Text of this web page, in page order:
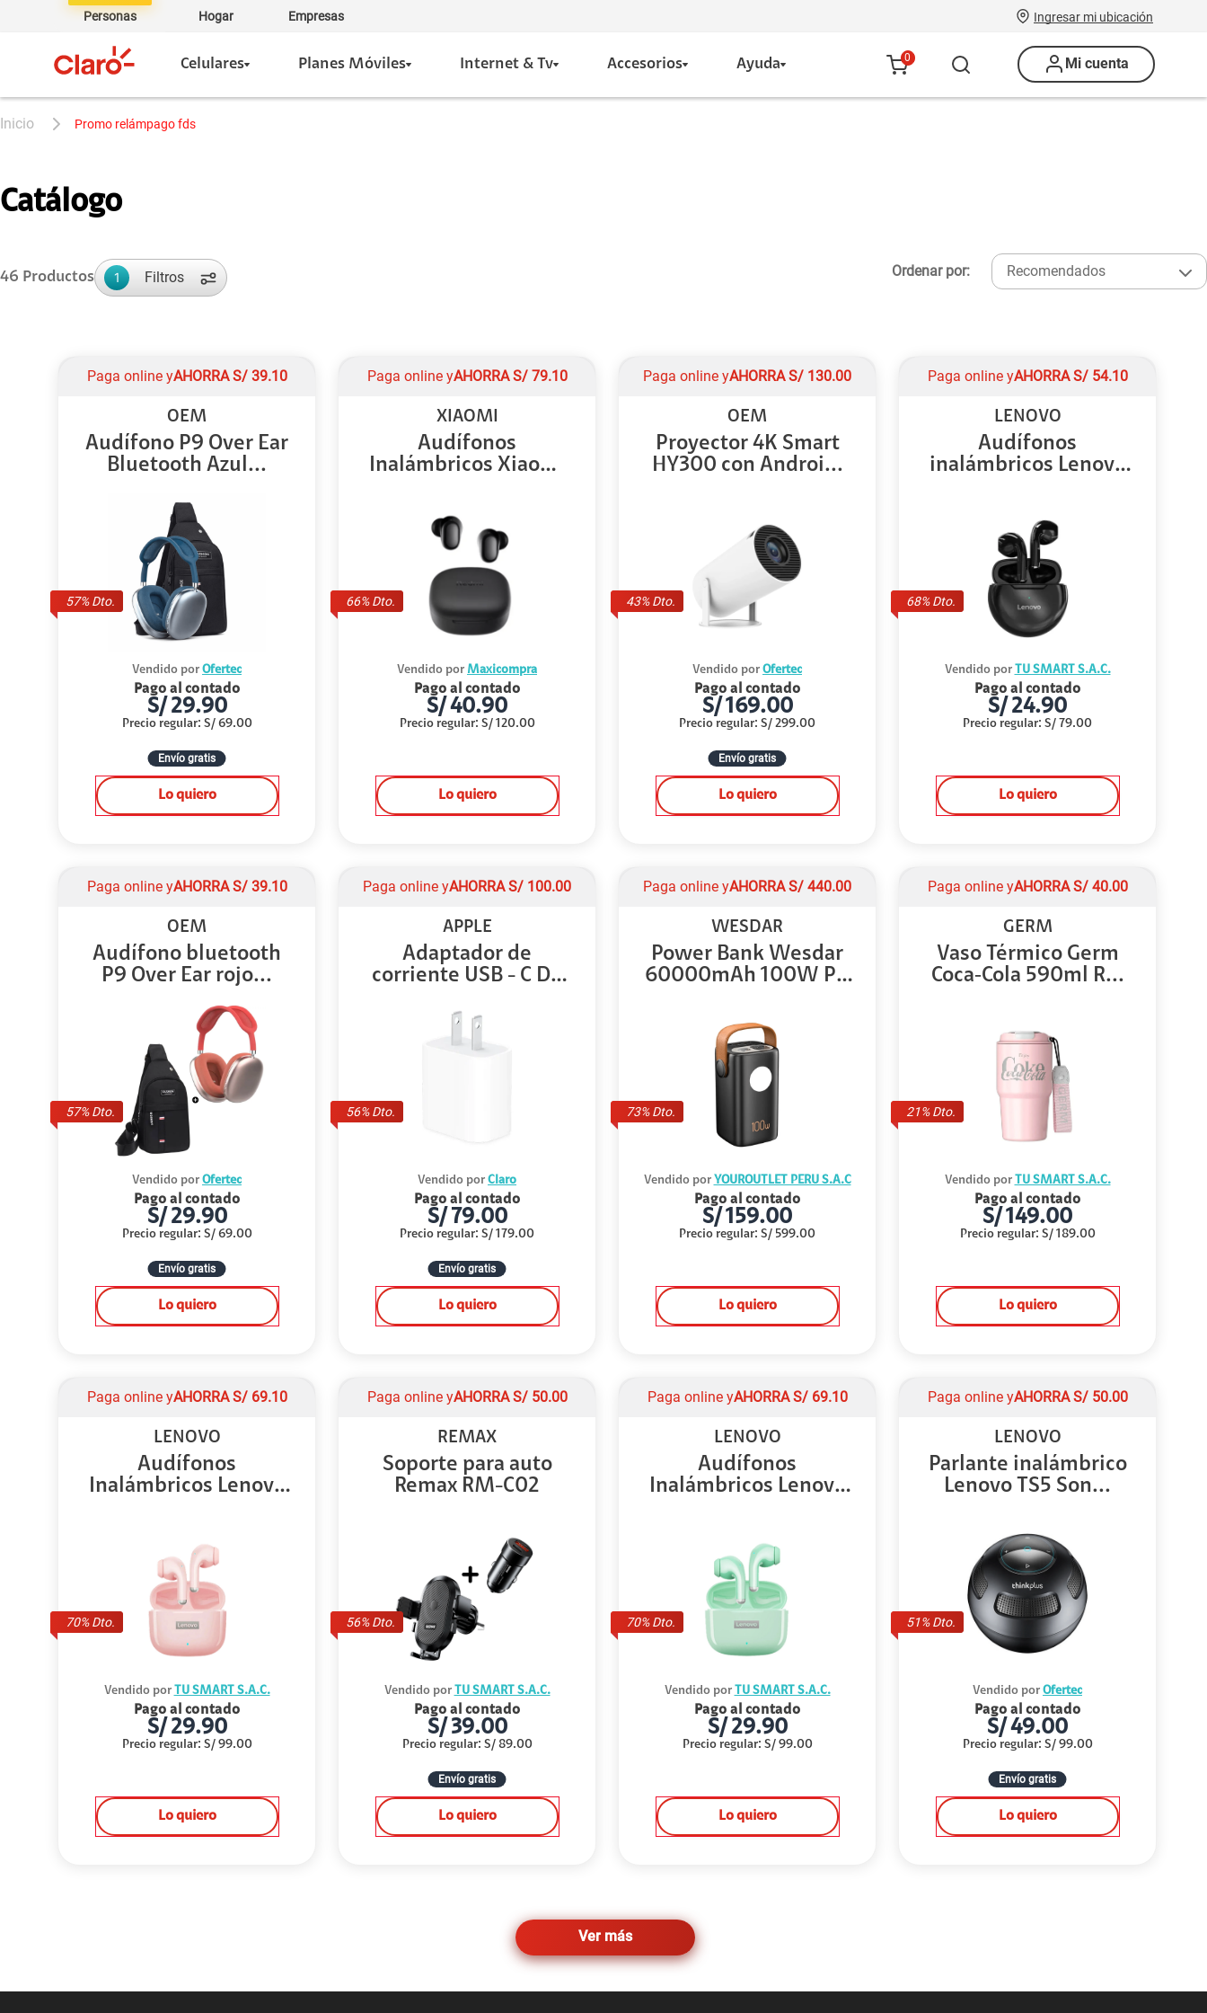
Personas Hogar Empresas Ingresar mi ubicación
Celulares Planes Móviles Internet & Tv Accesorios Ayuda 0 Mi cuenta
promo relámpago fds
Catálogo
46 Productos 1 Filtros Ordenar por: Recomendados
57% Dto.
Paga online yAHORRA S/ 39.10
OEM
Audífono P9 Over Ear
Bluetooth Azul...
Vendido por Ofertec
Pago al contado
S/ 29.90
Precio regular: S/ 69.00
Envío gratis
Lo quiero
66% Dto.
Paga online yAHORRA S/ 79.10
XIAOMI
Audífonos
Inalámbricos Xiaomi
Vendido por Maxicompra
Pago al contado
S/40.90
Precio regular: S/ 120.00
Lo quiero
43% Dto.
Paga online yAHORRA S/ 130.00
OEM
Proyector 4K Smart
HY300 con Androi...
Vendido por Ofertec
Pago al contado
S/169.00
Precio regular: S/ 299.00
Envío gratis
Lo quiero
68% Dto.
Paga online yAHORRA S/ 54.10
LENOVO
Audífonos
inalámbricos Lenovo
Vendido por TU SMART S.A.C.
Pago al contado
S/ 24.90
Precio regular: S/ 79.00
Lo quiero
57% Dto.
Paga online yAHORRA S/ 39.10
OEM
Audífono bluetooth
P9 Over Ear rojo...
Vendido por Ofertec
Pago al contado
S/ 29.90
Precio regular: S/ 69.00
Envío gratis
Lo quiero
56% Dto.
Paga online yAHORRA S/ 100.00
APPLE
Adaptador de
corriente USB - C DE
Vendido por Claro
Pago al contado
S/ 79.00
Precio regular: S/ 179.00
Envío gratis
Lo quiero
73% Dto.
Paga online yAHORRA S/ 440.00
WESDAR
Power Bank Wesdar
60000mAh 100W PD
Vendido por YOUROUTLET PERU S.A.C
Pago al contado
S/159.00
Precio regular: S/ 599.00
Lo quiero
21% Dto.
Paga online yAHORRA S/ 40.00
GERM
Vaso Térmico Germ
Coca‑Cola 590ml R...
Vendido por TU SMART S.A.C.
Pago al contado
S/149.00
Precio regular: S/ 189.00
Lo quiero
70% Dto.
Paga online yAHORRA S/ 69.10
LENOVO
Audífonos
Inalámbricos Lenovo
Vendido por TU SMART S.A.C.
Pago al contado
S/ 29.90
Precio regular: S/ 99.00
Lo quiero
56% Dto.
Paga online yAHORRA S/ 50.00
REMAX
Soporte para auto
Remax RM-C02
Vendido por TU SMART S.A.C.
Pago al contado
S/ 39.00
Precio regular: S/ 89.00
Envío gratis
Lo quiero
70% Dto.
Paga online yAHORRA S/ 69.10
LENOVO
Audífonos
Inalámbricos Lenovo
Vendido por TU SMART S.A.C.
Pago al contado
S/ 29.90
Precio regular: S/ 99.00
Lo quiero
51% Dto.
Paga online yAHORRA S/ 50.00
LENOVO
Parlante inalámbrico
Lenovo TS5 Son...
Vendido por Ofertec
Pago al contado
S/49.00
Precio regular: S/ 99.00
Envío gratis
Lo quiero
Ver más